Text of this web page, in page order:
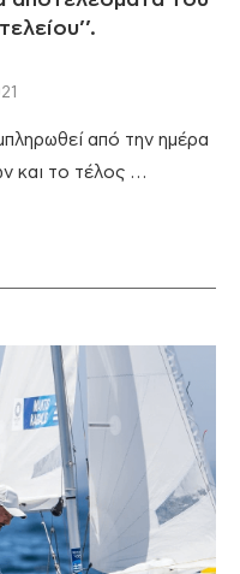
από την ημέρα
και το τέλος …